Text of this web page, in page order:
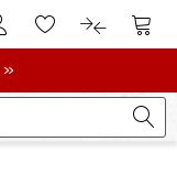
Kundenkonto
Zum Merkzettel.
Zum Zum
»